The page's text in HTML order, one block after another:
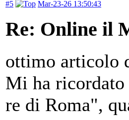
#5 Mar-23-26 13:50:43
Re: Online il
ottimo articolo
Mi ha
re di Roma",